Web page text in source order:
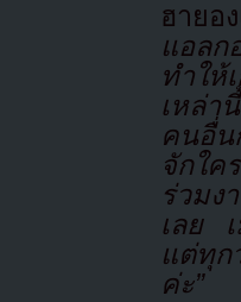
ฮายอ
แอล
ทำให้
เหล่า
คนอื่น
จักใค
ร่วมง
เลย
แต่ทุก
ค่ะ”